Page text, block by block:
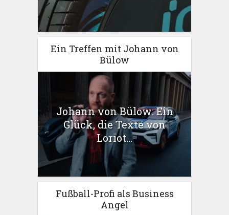
Ein Treffen mit Johann von
Bülow
Johann von Bülow: Ein
Glück, die Texte von
Loriot...
Fußball-Profi als Business
Angel